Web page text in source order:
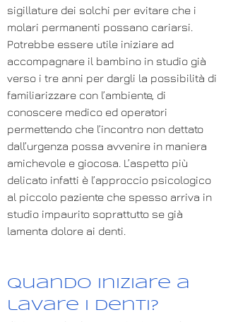
sigillature dei solchi per evitare che i
molari permanenti possano cariarsi.
Potrebbe essere utile iniziare ad
accompagnare il bambino in studio già
verso i tre anni per dargli la possibilità di
familiarizzare con l’ambiente, di
conoscere medico ed operatori
permettendo che l’incontro non dettato
dall’urgenza possa avvenire in maniera
amichevole e giocosa. L’aspetto più
delicato infatti è l’approccio psicologico
al piccolo paziente che spesso arriva in
studio impaurito soprattutto se già
lamenta dolore ai denti.
Quando iniziare a
lavare i denti?